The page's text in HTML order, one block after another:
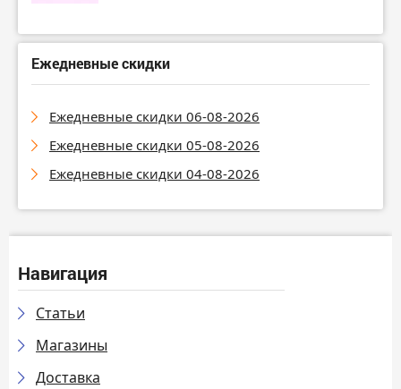
Ежедневные скидки
Ежедневные скидки 06-08-2026
Ежедневные скидки 05-08-2026
Ежедневные скидки 04-08-2026
Навигация
Статьи
Магазины
Доставка